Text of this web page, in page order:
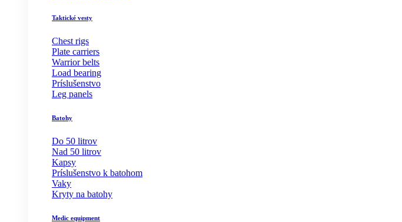
Taktické vesty
Chest rigs
Plate carriers
Warrior belts
Load bearing
Príslušenstvo
Leg panels
Batohy
Do 50 litrov
Nad 50 litrov
Kapsy
Príslušenstvo k batohom
Vaky
Kryty na batohy
Medic equipment